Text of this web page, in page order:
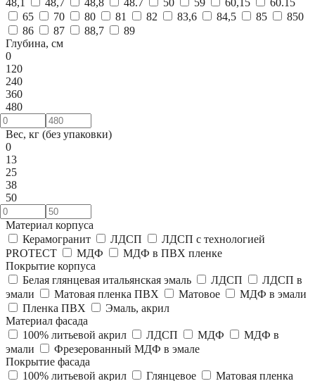
65
70 80 81 82 83,6 84,5 85
850
86
87 88,7
89
Глубина, см
0
120
240
360
480
Вес, кг (без упаковки)
0
13
25
38
50
Материал корпуса
Керамогранит
ЛДСП
ЛДСП с технологией
PROTECT
МДФ
МДФ в ПВХ пленке
Покрытие корпуса
Белая глянцевая итальянская эмаль
ЛДСП
ЛДСП в
эмали
Матовая пленка ПВХ Матовое
МДФ в эмали
Пленка ПВХ
Эмаль, акрил
Материал фасада
100% литьевой акрил
ЛДСП МДФ
МДФ в
эмали
Фрезерованный МДФ в эмале
Покрытие фасада
100% литьевой акрил
Глянцевое Матовая пленка